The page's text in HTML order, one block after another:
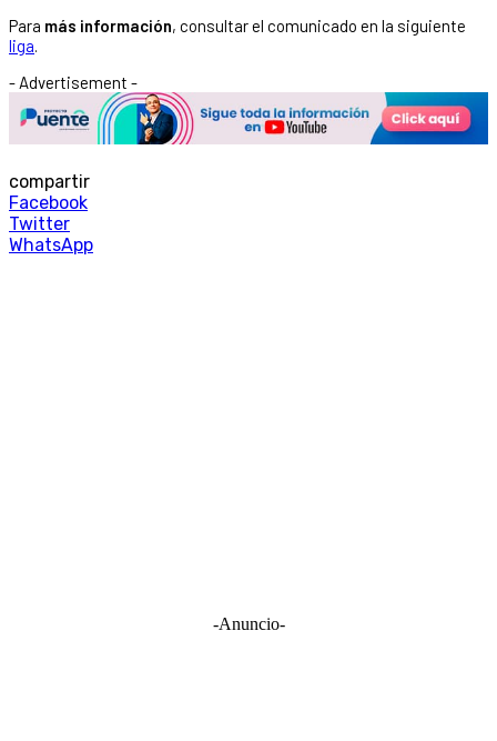
Para más información, consultar el comunicado en la siguiente
liga.
- Advertisement -
compartir
Facebook
Twitter
WhatsApp
-Anuncio-